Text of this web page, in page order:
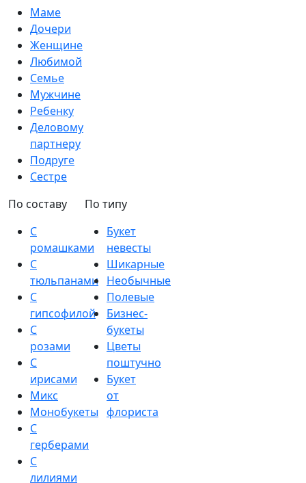
Маме
Дочери
Женщине
Любимой
Семье
Мужчине
Ребенку
Деловому
партнеру
Подруге
Сестре
По составу
С
ромашками
С
тюльпанами
С
гипсофилой
С
розами
С
ирисами
Микс
Монобукеты
С
герберами
С
лилиями
По типу
Букет
невесты
Шикарные
Необычные
Полевые
Бизнес-
букеты
Цветы
поштучно
Букет
от
флориста